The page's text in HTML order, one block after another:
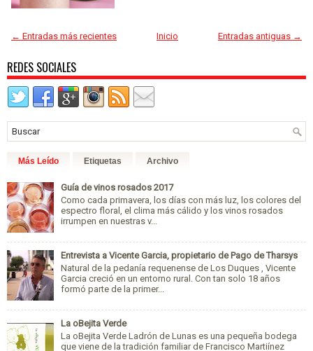
← Entradas más recientes Entradas antiguas →
Inicio
REDES SOCIALES
Más Leído Etiquetas Archivo
Guía de vinos rosados 2017
Como cada primavera, los días con más luz, los colores del
espectro floral, el clima más cálido y los vinos rosados
irrumpen en nuestras v...
Entrevista a Vicente Garcia, propietario de Pago de Tharsys
Natural de la pedanía requenense de Los Duques , Vicente
Garcia creció en un entorno rural. Con tan solo 18 años
formó parte de la primer...
La oBejita Verde
La oBejita Verde Ladrón de Lunas es una pequeña bodega
que viene de la tradición familiar de Francisco Martiínez